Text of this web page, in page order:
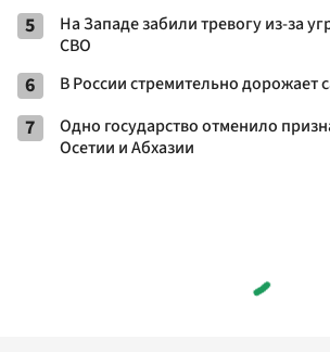
5
На Западе забили тревогу из-за
СВО
6 В России стремительно дорожает
7
Одно государство отменило
Осетии и Абхазии